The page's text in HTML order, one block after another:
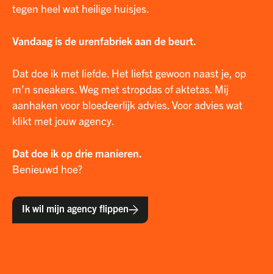
tegen heel wat heilige huisjes.
Vandaag is de urenfabriek aan de beurt.
Dat doe ik met liefde. Het liefst gewoon naast je, op
m’n sneakers. Weg met stropdas of aktetas. Mij
aanhaken voor bloedeerlijk advies. Voor advies wat
klikt met jouw agency.
Dat doe ik op drie manieren.
Benieuwd hoe?
Ik wil mijn agency flippen